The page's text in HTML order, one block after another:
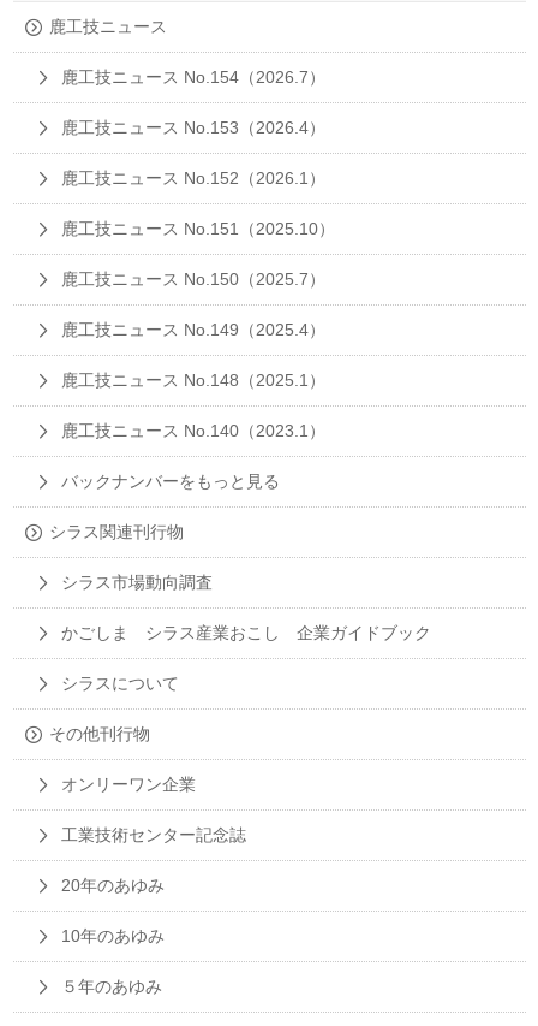
鹿工技ニュース
鹿工技ニュース No.154（2026.7）
鹿工技ニュース No.153（2026.4）
鹿工技ニュース No.152（2026.1）
鹿工技ニュース No.151（2025.10）
鹿工技ニュース No.150（2025.7）
鹿工技ニュース No.149（2025.4）
鹿工技ニュース No.148（2025.1）
鹿工技ニュース No.140（2023.1）
バックナンバーをもっと見る
シラス関連刊行物
シラス市場動向調査
かごしま シラス産業おこし 企業ガイドブック
シラスについて
その他刊行物
オンリーワン企業
工業技術センター記念誌
20年のあゆみ
10年のあゆみ
５年のあゆみ